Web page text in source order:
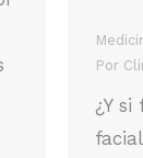
Por
¿Y